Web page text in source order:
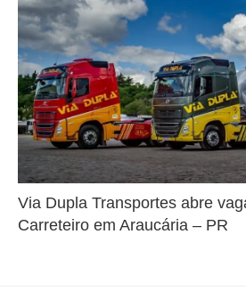
Via Dupla Transportes abre
Carreteiro em Araucária – PR